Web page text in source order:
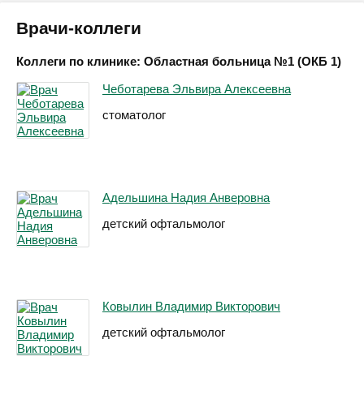
Врачи-коллеги
Коллеги по клинике: Областная больница №1 (ОКБ 1)
Чеботарева Эльвира Алексеевна
стоматолог
Адельшина Надия Анверовна
детский офтальмолог
Ковылин Владимир Викторович
детский офтальмолог